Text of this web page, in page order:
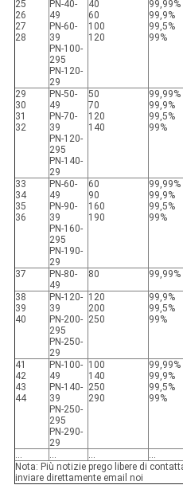
25
26
27
28
PN-40-
49
PN-60-
39
PN-100-
295
PN-120-
29
40
60
100
120
99,99%
99,9%
99,5%
99%
29
30
31
32
PN-50-
49
PN-70-
39
PN-120-
295
PN-140-
29
50
70
120
140
99,99%
99,9%
99,5%
99%
33
34
35
36
PN-60-
49
PN-90-
39
PN-160-
295
PN-190-
29
60
90
160
190
99,99%
99,9%
99,5%
99%
37
PN-80-
49
80 99,99%
38
39
40
PN-120-
39
PN-200-
295
PN-250-
29
120
200
250
99,9%
99,5%
99%
41
42
43
44
PN-100-
49
PN-140-
39
PN-250-
295
PN-290-
29
100
140
250
290
99,99%
99,9%
99,5%
99%
… … … …
Nota: Più notizie prego libere di
inviare direttamente email noi